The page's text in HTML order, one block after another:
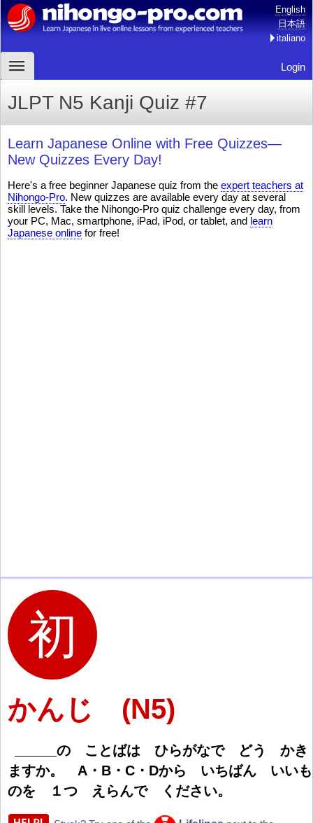
English
日本語
italiano
Login
JLPT N5 Kanji Quiz #7
Learn Japanese Online with Free Quizzes—
New Quizzes Every Day!
Here's a free beginner Japanese quiz from the expert teachers at
Nihongo-Pro. New quizzes are available every day at several
skill levels. Take the Nihongo-Pro quiz challenge every day, from
your PC, Mac, smartphone, iPad, iPod, or tablet, and learn
Japanese online for free!
かんじ (N5)
の ことばは ひらがなで どう かき
ますか。 A・B・C・Dから いちばん いいも
のを
１つ えらんで ください。